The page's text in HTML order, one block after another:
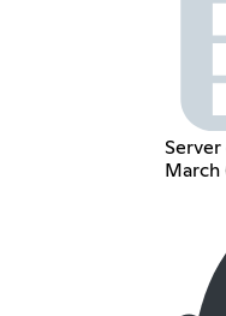
Server
March